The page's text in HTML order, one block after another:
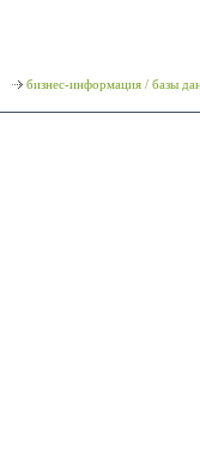
бизнес-информация / базы